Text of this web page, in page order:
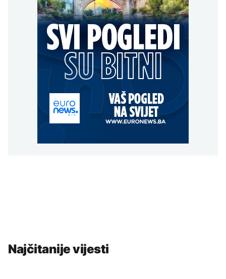
Najčitanije vijesti